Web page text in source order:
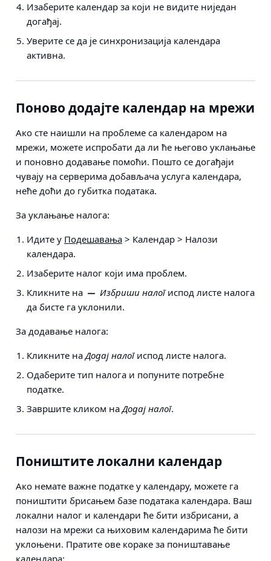
Изаберите календар за који не видите ниједан
догађај.
Уверите се да је синхронизација календара
активна.
Поново додајте календар на мрежи
Ако сте наишли на проблеме са календаром на
мрежи, можете испробати да ли ће његово уклањање
и поновно додавање помоћи. Пошто се догађаји
чувају на серверима добављача услуга календара,
неће доћи до губитка података.
За уклањање налога:
Идите у Подешавања > Календар > Налози
календара.
Изаберите налог који има проблем.
Кликните на
Избриши налогиспод листе налога
да бисте га уклонили.
За додавање налога:
Кликните наДодај налогиспод листе налога.
Одаберите тип налога и попуните потребне
податке.
Завршите кликом наДодај налог.
Поништите локални календар
Ако немате важне податке у календару, можете га
поништити брисањем базе података календара. Ваш
локални налог и календари ће бити избрисани, а
налози на мрежи са њиховим календарима ће бити
уклоњени. Пратите ове кораке за поништавање
календара: